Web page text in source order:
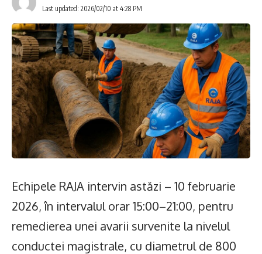
Last updated: 2026/02/10 at 4:28 PM
Echipele RAJA intervin astăzi – 10 februarie
2026, în intervalul orar 15:00–21:00, pentru
remedierea unei avarii survenite la nivelul
conductei magistrale, cu diametrul de 800